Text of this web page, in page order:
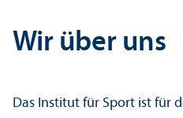
Wir über uns
Das Institut für Sport ist für